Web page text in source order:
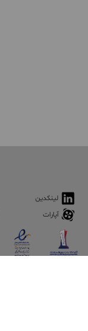
لینکدین
آپارات